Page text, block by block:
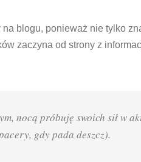
na blogu, ponieważ nie tylko
zaczyna od strony z
nocą próbuję swoich sił w
gdy pada deszcz).